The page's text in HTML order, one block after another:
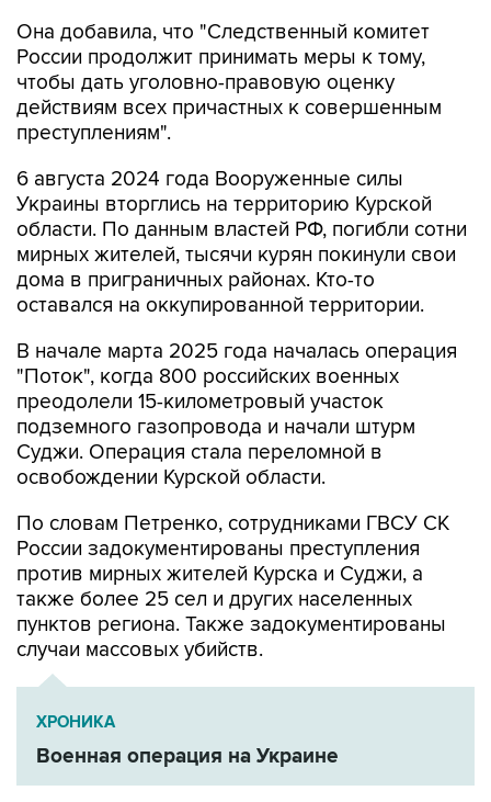
Она добавила, что "Cледственный комитет
России продолжит принимать меры к тому,
чтобы дать уголовно-правовую оценку
действиям всех причастных к совершенным
преступлениям".
6 августа 2024 года Вооруженные силы
Украины вторглись на территорию Курской
области. По данным властей РФ, погибли сотни
мирных жителей, тысячи курян покинули свои
дома в приграничных районах. Кто-то
оставался на оккупированной территории.
В начале марта 2025 года началась операция
"Поток", когда 800 российских военных
преодолели 15-километровый участок
подземного газопровода и начали штурм
Суджи. Операция стала переломной в
освобождении Курской области.
По словам Петренко, сотрудниками ГВСУ СК
России задокументированы преступления
против мирных жителей Курска и Суджи, а
также более 25 сел и других населенных
пунктов региона. Также задокументированы
случаи массовых убийств.
ХРОНИКА
Военная операция на Украине